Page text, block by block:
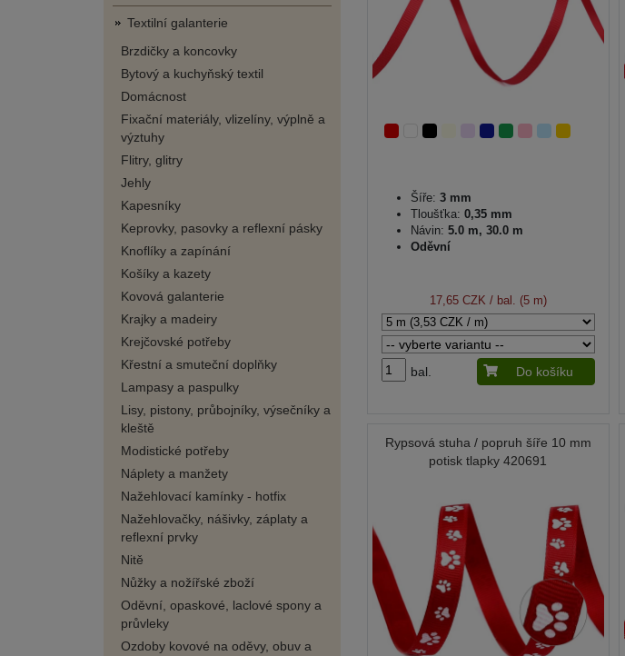
Textilní galanterie
Brzdičky a koncovky
Bytový a kuchyňský textil
Domácnost
Fixační materiály, vlizelíny, výplně a
výztuhy
Flitry, glitry
Jehly
Kapesníky
Keprovky, pasovky a reflexní pásky
Knoflíky a zapínání
Košíky a kazety
Kovová galanterie
Krajky a madeiry
Krejčovské potřeby
Křestní a smuteční doplňky
Lampasy a paspulky
Lisy, pistony, průbojníky, výsečníky a
kleště
Modistické potřeby
Náplety a manžety
Nažehlovací kamínky - hotfix
Nažehlovačky, nášivky, záplaty a
reflexní prvky
Nitě
Nůžky a nožířské zboží
Oděvní, opaskové, laclové spony a
průvleky
Ozdoby kovové na oděvy, obuv a
Šíře: 3 mm
Tloušťka: 0,35 mm
Návin: 5.0 m, 30.0 m
Oděvní
17,65 CZK / bal. (5 m)
bal. Do košíku
Rypsová stuha / popruh šíře 10 mm
potisk tlapky 420691